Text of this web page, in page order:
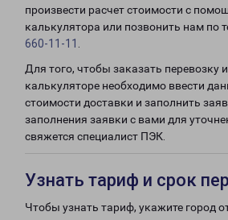
произвести расчет стоимости с
калькулятора или позвонить нам по
660-11-11
Для того, чтобы заказать перевозку
калькуляторе необходимо ввести
стоимости доставки и заполнить
заполнения заявки с вами для
свяжется специалист ПЭК.
Узнать тариф и срок
Чтобы узнать тариф, укажите город